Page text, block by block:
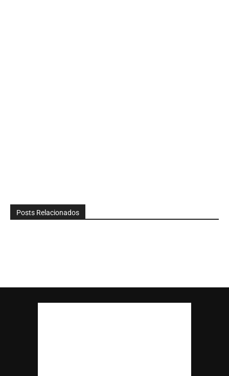
Posts Relacionados